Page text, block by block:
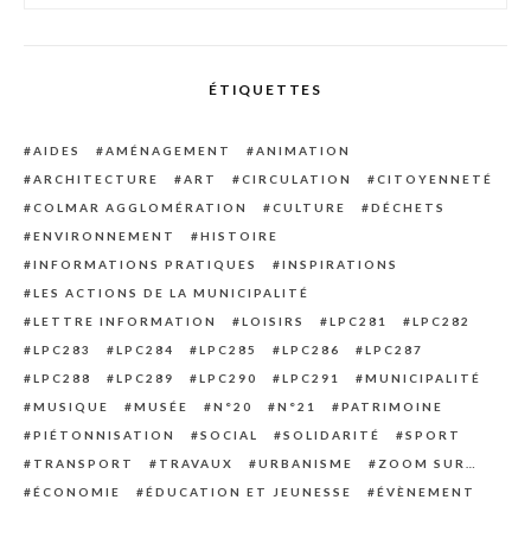
ÉTIQUETTES
AIDES AMÉNAGEMENT
ANIMATION
ARCHITECTURE
ART CIRCULATION
CITOYENNETÉ
COLMAR AGGLOMÉRATION
CULTURE
DÉCHETS
ENVIRONNEMENT
HISTOIRE
INFORMATIONS PRATIQUES
INSPIRATIONS
LES ACTIONS DE LA MUNICIPALITÉ
LETTRE INFORMATION
LOISIRS LPC281
LPC282
LPC283
LPC284 LPC285 LPC286
LPC287
LPC288
LPC289 LPC290 LPC291
MUNICIPALITÉ
MUSIQUE
MUSÉE N°20 N°21
PATRIMOINE
PIÉTONNISATION
SOCIAL SOLIDARITÉ
SPORT
TRANSPORT
TRAVAUX URBANISME
ZOOM SUR…
ÉCONOMIE
ÉDUCATION ET JEUNESSE ÉVÈNEMENT